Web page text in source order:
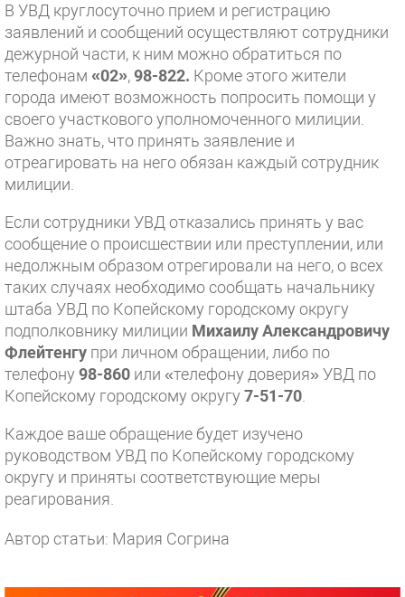
В УВД круглосуточно прием и регистрацию
заявлений и сообщений осуществляют сотрудники
дежурной части, к ним можно обратиться по
телефонам «02»,98-822. Кроме этого жители
города имеют возможность попросить помощи у
своего участкового уполномоченного милиции.
Важно знать, что принять заявление и
отреагировать на него обязан каждый сотрудник
милиции.
Если сотрудники УВД отказались принять у вас
сообщение о происшествии или преступлении, или
недолжным образом отрегировали на него, о всех
таких случаях необходимо сообщать начальнику
штаба УВД по Копейскому городскому округу
подполковнику милиции Михаилу Александровичу
Флейтенгу при личном обращении, либо по
телефону 98-860 или «телефону доверия» УВД по
Копейскому городскому округу 7-51-70
Каждое ваше обращение будет изучено
руководством УВД по Копейскому городскому
округу и приняты соответствующие меры
реагирования.
Автор статьи: Мария Согрина